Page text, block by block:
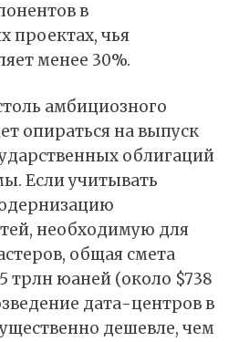
в
проектах, чья
менее 30%.
амбициозного
опираться на выпуск
облигаций
Если учитывать
необходимую для
общая смета
трлн юаней (около $738
дата-центров в
дешевле, чем